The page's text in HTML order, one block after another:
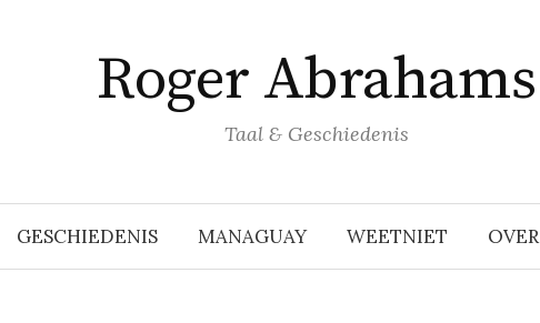
Roger Abrahams
Taal & Geschiedenis
GESCHIEDENIS MANAGUAY WEETNIET OVER